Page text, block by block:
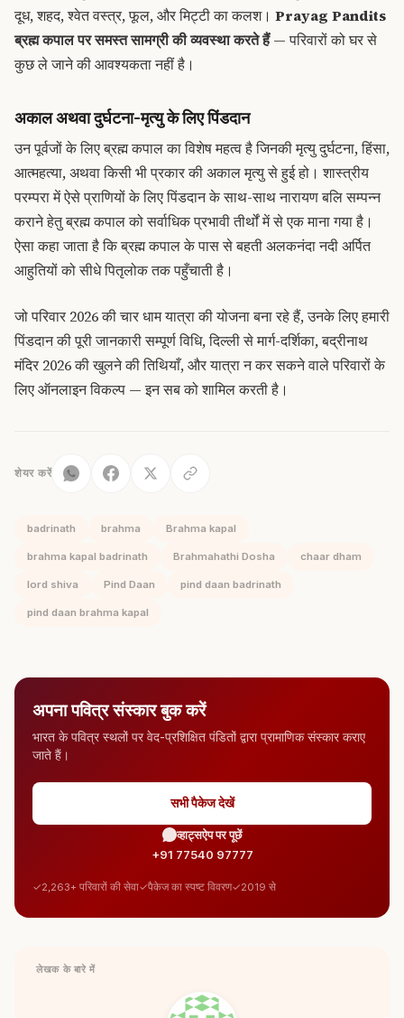
दूध, शहद, श्वेत वस्त्र, फूल, और मिट्टी का कलश। Prayag Pandits
ब्रह्म कपाल पर समस्त सामग्री की व्यवस्था करते हैं— परिवारों को घर से
कुछ ले जाने की आवश्यकता नहीं है।
अकाल अथवा दुर्घटना-मृत्यु के लिए पिंडदान
उन पूर्वजों के लिए ब्रह्म कपाल का विशेष महत्व है जिनकी मृत्यु दुर्घटना, हिंसा,
आत्महत्या, अथवा किसी भी प्रकार की अकाल मृत्यु से हुई हो। शास्त्रीय
परम्परा में ऐसे प्राणियों के लिए पिंडदान के साथ-साथ नारायण बलि सम्पन्न
कराने हेतु ब्रह्म कपाल को सर्वाधिक प्रभावी तीर्थों में से एक माना गया है।
ऐसा कहा जाता है कि ब्रह्म कपाल के पास से बहती अलकनंदा नदी अर्पित
आहुतियों को सीधे पितृलोक तक पहुँचाती है।
जो परिवार 2026 की चार धाम यात्रा की योजना बना रहे हैं, उनके लिए हमारी
पिंडदान की पूरी जानकारीसम्पूर्ण विधि, दिल्ली से मार्ग-दर्शिका, बद्रीनाथ
मंदिर 2026 की खुलने की तिथियाँ, और यात्रा न कर सकने वाले परिवारों के
लिए ऑनलाइन विकल्प — इन सब को शामिल करती है।
शेयर करें
badrinath brahma Brahma kapal
brahma kapal badrinath Brahmahathi Dosha chaar dham
lord shiva Pind Daan pind daan badrinath
pind daan brahma kapal
अपना पवित्र संस्कार बुक करें
भारत के पवित्र स्थलों पर वेद-प्रशिक्षित पंडितों द्वारा प्रामाणिक संस्कार कराए
जाते हैं।
सभी पैकेज देखें
व्हाट्सऐप पर पूछें
+91 77540 97777
2,263+ परिवारों की सेवा पैकेज का स्पष्ट विवरण 2019 से
लेखक के बारे में